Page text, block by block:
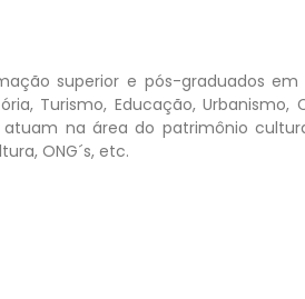
superior e pós-graduados em
Turismo, Educação, Urbanismo,
na área do patrimônio
ONG´s, etc.